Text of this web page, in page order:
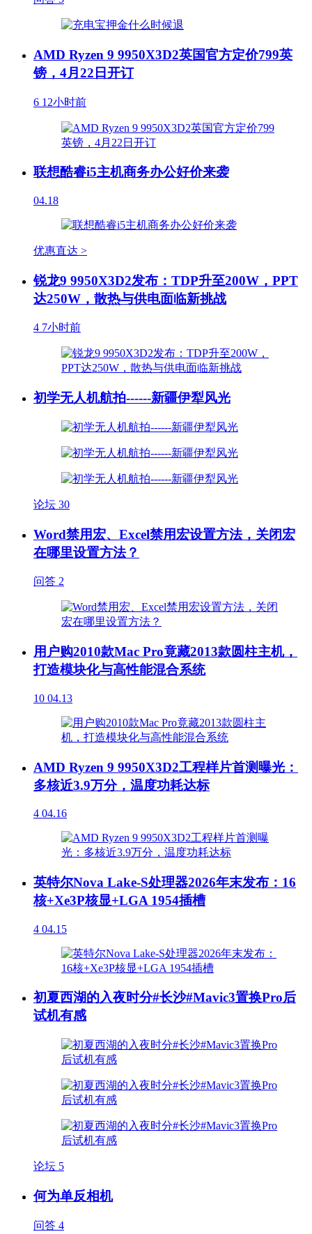
AMD Ryzen 9 9950X3D2英国官方定价799英
镑，4月22日开订
6 12小时前
联想酷睿i5主机商务办公好价来袭
04.18
优惠直达 >
锐龙9 9950X3D2发布：TDP升至200W，PPT
达250W，散热与供电面临新挑战
4 7小时前
初学无人机航拍------新疆伊犁风光
论坛 30
Word禁用宏、Excel禁用宏设置方法，关闭宏
在哪里设置方法？
问答 2
用户购2010款Mac Pro竟藏2013款圆柱主机，
打造模块化与高性能混合系统
10 04.13
AMD Ryzen 9 9950X3D2工程样片首测曝光：
多核近3.9万分，温度功耗达标
4 04.16
英特尔Nova Lake-S处理器2026年末发布：16
核+Xe3P核显+LGA 1954插槽
4 04.15
初夏西湖的入夜时分#长沙#Mavic3置换Pro后
试机有感
论坛 5
何为单反相机
问答 4